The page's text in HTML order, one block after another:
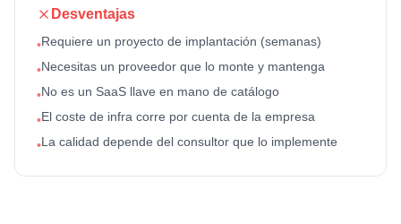
Desventajas
•Requiere un proyecto de implantación (semanas)
•Necesitas un proveedor que lo monte y mantenga
•No es un SaaS llave en mano de catálogo
•El coste de infra corre por cuenta de la empresa
•La calidad depende del consultor que lo implemente